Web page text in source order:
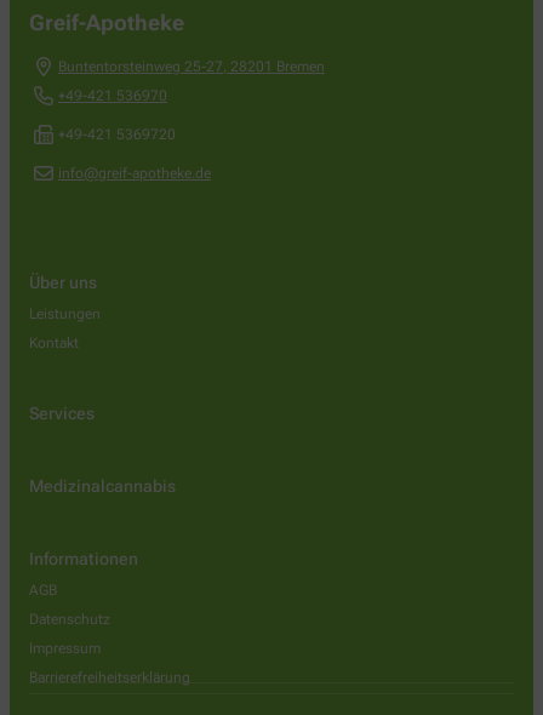
Greif-Apotheke
Buntentorsteinweg 25-27, 28201 Bremen
+49-421 536970
+49-421 5369720
info@greif-apotheke.de
Über uns
Leistungen
Kontakt
Services
Medizinalcannabis
Informationen
AGB
Datenschutz
Impressum
Barrierefreiheitserklärung